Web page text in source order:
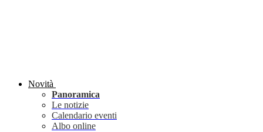
Novità
Panoramica
Le notizie
Calendario eventi
Albo online